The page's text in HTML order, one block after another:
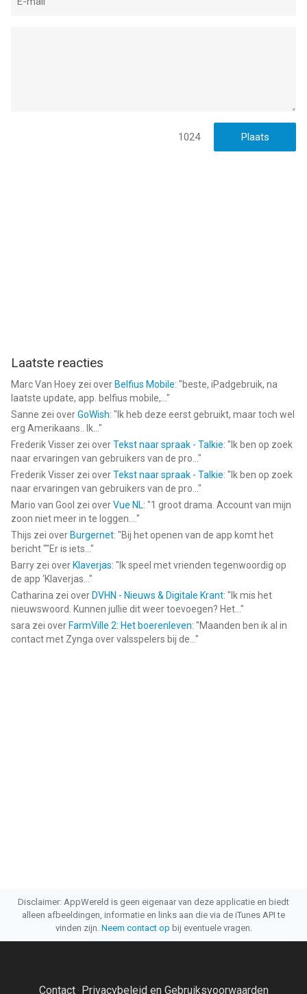
1024
Laatste reacties
Marc Van Hoey zei over Belfius Mobile: "beste, iPadgebruik, na
laatste update, app. belfius mobile,... "
Sanne zei overGoWish: " Ik heb deze eerst gebruikt, maar toch wel
erg Amerikaans.. Ik... "
Frederik Visser zei overTekst naar spraak - Talkie: " Ik ben op zoek
naar ervaringen van gebruikers van de pro... "
Frederik Visser zei overTekst naar spraak - Talkie: " Ik ben op zoek
naar ervaringen van gebruikers van de pro... "
Mario van Gool zei overVue NL: "1 groot drama. Account van mijn
zoon niet meer in te loggen.... "
Thijs zei over Burgernet: "Bij het openen van de app komt het
bericht ""Er is iets... "
Barry zei over Klaverjas: " Ik speel met vrienden tegenwoordig op
de app ‘Klaverjas... "
Catharina zei over DVHN - Nieuws & Digitale Krant: " Ik mis het
nieuwswoord. Kunnen jullie dit weer toevoegen? Het... "
sara zei over FarmVille 2: Het boerenleven: "Maanden ben ik al in
contact met Zynga over valsspelers bij de... "
Disclaimer: AppWereld is geen eigenaar van deze applicatie en biedt
alleen afbeeldingen, informatie en links aan die via de iTunes API te
vinden zijn. Neem contact op bij eventuele vragen.
Contact· Privacybeleid en Gebruiksvoorwaarden